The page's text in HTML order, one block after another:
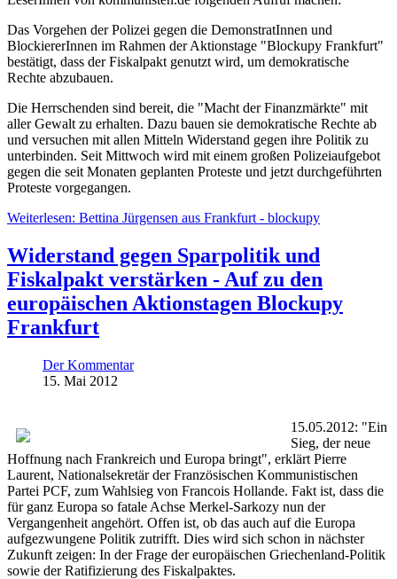
Das Vorgehen der Polizei gegen die DemonstratInnen und
BlockiererInnen im Rahmen der Aktionstage "Blockupy Frankfurt"
bestätigt, dass der Fiskalpakt genutzt wird, um demokratische
Rechte abzubauen.
Die Herrschenden sind bereit, die "Macht der Finanzmärkte" mit
aller Gewalt zu erhalten. Dazu bauen sie demokratische Rechte ab
und versuchen mit allen Mitteln Widerstand gegen ihre Politik zu
unterbinden. Seit Mittwoch wird mit einem großen Polizeiaufgebot
gegen die seit Monaten geplanten Proteste und jetzt durchgeführten
Proteste vorgegangen.
Weiterlesen: Bettina Jürgensen aus Frankfurt - blockupy
Widerstand gegen Sparpolitik und
Fiskalpakt verstärken - Auf zu den
europäischen Aktionstagen Blockupy
Frankfurt
Der Kommentar
15. Mai 2012
15.05.2012: "Ein
Sieg, der neue
Hoffnung nach Frankreich und Europa bringt", erklärt Pierre
Laurent, Nationalsekretär der Französischen Kommunistischen
Partei PCF, zum Wahlsieg von Francois Hollande. Fakt ist, dass die
für ganz Europa so fatale Achse Merkel-Sarkozy nun der
Vergangenheit angehört. Offen ist, ob das auch auf die Europa
aufgezwungene Politik zutrifft. Dies wird sich schon in nächster
Zukunft zeigen: In der Frage der europäischen Griechenland-Politik
sowie der Ratifizierung des Fiskalpaktes.